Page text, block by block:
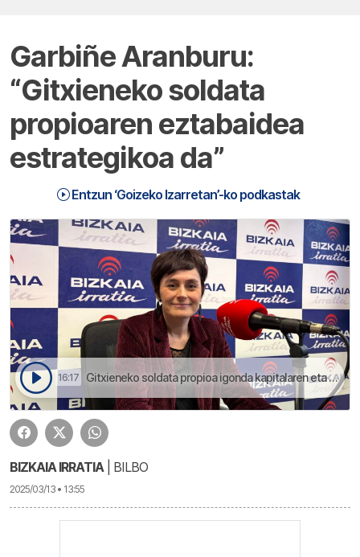
Garbiñe Aranburu:
“Gitxieneko soldata
propioaren eztabaidea
estrategikoa da”
Entzun ‘Goizeko Izarretan’-ko podkastak
16:17 Gitxieneko soldata propioa igonda kapitalaren eta langileen arteko arrakalea murrizten da | Goizeko Izarretan
BIZKAIA IRRATIA| BILBO
2025/03/13 • 13:55